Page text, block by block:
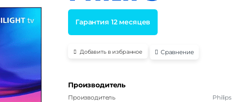
Гарантия 12 месяцев
Добавить в избранное Сравнение
Производитель
Производитель Philips